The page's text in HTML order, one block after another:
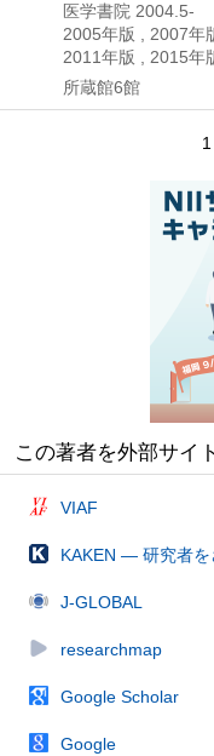
医学書院 2004.5-
2005年版 , 2007年
2011年版 , 2015年
所蔵館6館
この著者を外部サイ
VIAF
KAKEN — 研究者を
J-GLOBAL
researchmap
Google Scholar
Google